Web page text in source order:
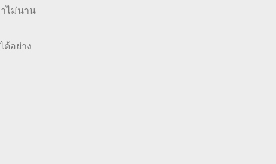
าไม่นาน
ด้อย่าง